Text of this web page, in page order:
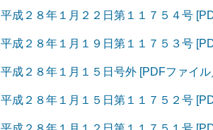
平成２８年１月２２日第１１７５４号
平成２８年１月１９日第１１７５３号
平成２８年１月１５日号外 [PDFファイル
平成２８年１月１５日第１１７５２号